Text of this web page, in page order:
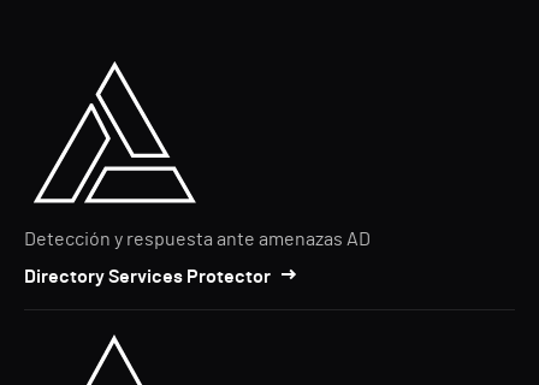
Detección y respuesta ante amenazas AD
Directory Services Protector